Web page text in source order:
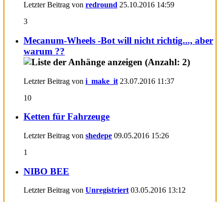
Letzter Beitrag von redround 25.10.2016 14:59
3
Mecanum-Wheels -Bot will nicht richtig..., aber
warum ??
Letzter Beitrag von i_make_it 23.07.2016 11:37
10
Ketten für Fahrzeuge
Letzter Beitrag von shedepe 09.05.2016 15:26
1
NIBO BEE
Letzter Beitrag von Unregistriert 03.05.2016 13:12